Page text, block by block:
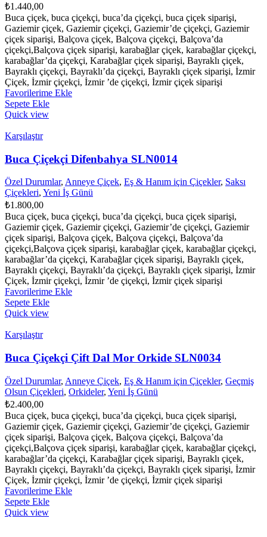
₺1.440,00
Buca çiçek, buca çiçekçi, buca’da çiçekçi, buca çiçek siparişi,
Gaziemir çiçek, Gaziemir çiçekçi, Gaziemir’de çiçekçi, Gaziemir
çiçek siparişi, Balçova çiçek, Balçova çiçekçi, Balçova’da
çiçekçi,Balçova çiçek siparişi, karabağlar çiçek, karabağlar çiçekçi,
karabağlar’da çiçekçi, Karabağlar çiçek siparişi, Bayraklı çiçek,
Bayraklı çiçekçi, Bayraklı’da çiçekçi, Bayraklı çiçek siparişi, İzmir
Çiçek, İzmir çiçekçi, İzmir ’de çiçekçi, İzmir çiçek siparişi
Favorilerime Ekle
Sepete Ekle
Quick view
Karşılaştır
Buca Çiçekçi Difenbahya SLN0014
Özel Durumlar, Anneye Çiçek, Eş & Hanım için Çiçekler, Saksı
Çiçekleri, Yeni İş Günü
₺1.800,00
Buca çiçek, buca çiçekçi, buca’da çiçekçi, buca çiçek siparişi,
Gaziemir çiçek, Gaziemir çiçekçi, Gaziemir’de çiçekçi, Gaziemir
çiçek siparişi, Balçova çiçek, Balçova çiçekçi, Balçova’da
çiçekçi,Balçova çiçek siparişi, karabağlar çiçek, karabağlar çiçekçi,
karabağlar’da çiçekçi, Karabağlar çiçek siparişi, Bayraklı çiçek,
Bayraklı çiçekçi, Bayraklı’da çiçekçi, Bayraklı çiçek siparişi, İzmir
Çiçek, İzmir çiçekçi, İzmir ’de çiçekçi, İzmir çiçek siparişi
Favorilerime Ekle
Sepete Ekle
Quick view
Karşılaştır
Buca Çiçekçi Çift Dal Mor Orkide SLN0034
Özel Durumlar, Anneye Çiçek, Eş & Hanım için Çiçekler, Geçmiş
Olsun Çiçekleri, Orkideler, Yeni İş Günü
₺2.400,00
Buca çiçek, buca çiçekçi, buca’da çiçekçi, buca çiçek siparişi,
Gaziemir çiçek, Gaziemir çiçekçi, Gaziemir’de çiçekçi, Gaziemir
çiçek siparişi, Balçova çiçek, Balçova çiçekçi, Balçova’da
çiçekçi,Balçova çiçek siparişi, karabağlar çiçek, karabağlar çiçekçi,
karabağlar’da çiçekçi, Karabağlar çiçek siparişi, Bayraklı çiçek,
Bayraklı çiçekçi, Bayraklı’da çiçekçi, Bayraklı çiçek siparişi, İzmir
Çiçek, İzmir çiçekçi, İzmir ’de çiçekçi, İzmir çiçek siparişi
Favorilerime Ekle
Sepete Ekle
Quick view